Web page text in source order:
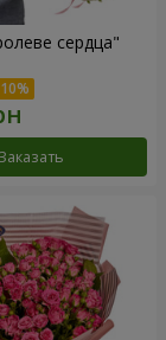
сердца"
Заказать